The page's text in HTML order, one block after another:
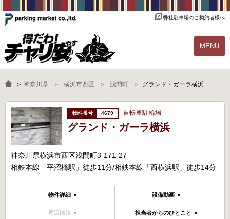
弊社駐車場のご契約者様へ
MENU
物件一覧 ご契約の流れ
よくあるご質問 駐輪場オーナー様へ
＞ 神奈川県 横浜市西区 浅間町 グランド・ガーラ横浜
4679 自転車駐輪場
グランド・ガーラ横浜
神奈川県横浜市西区浅間町3-171-27
相鉄本線「平沼橋駅」徒歩11分/相鉄本線「西横浜駅」徒歩14分
物件詳細 ▼ 設備動画 ▼
周辺情報 ▼ 担当者からのひとこと ▼